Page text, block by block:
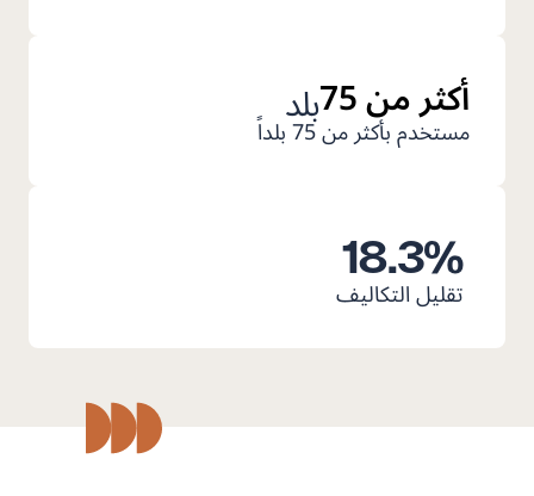
أكثر من 75 بلدمستخدم بأكثر من 75 بلداً
%
18.3
تقليل التكاليف